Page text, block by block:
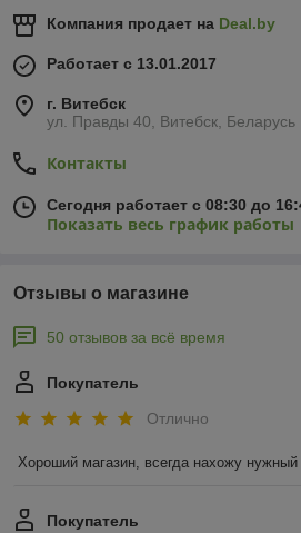
Компания продает на Deal.by
Работает с 13.01.2017
г. Витебск
ул. Правды 40, Витебск, Беларусь
Контакты
Сегодня работает с 08:30 до
Показать весь график работы
Отзывы о магазине
50 отзывов за всё время
Покупатель
Отлично
Хороший магазин, всегда нахожу
Покупатель